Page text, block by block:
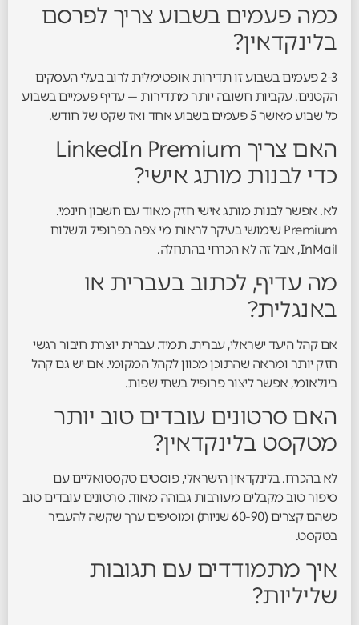
כמה פעמים בשבוע צריך לפרסם
בלינקדאין?
2-3 פעמים בשבוע זו תדירות אופטימלית לרוב בעלי העסקים
הקטנים. עקביות חשובה יותר מתדירות — עדיף פעמיים בשבוע
כל שבוע מאשר 5 פעמים בשבוע אחד ואז שקט של חודש.
האם צריך LinkedIn Premium
כדי לבנות מותג אישי?
לא. אפשר לבנות מותג אישי חזק מאוד עם חשבון חינמי.
Premium שימושי בעיקר לראות מי צפה בפרופיל ולשלוח
InMail, אבל זה לא הכרחי בהתחלה.
מה עדיף, לכתוב בעברית או
באנגלית?
אם קהל היעד ישראלי, עברית. תמיד. עברית יוצרת חיבור רגשי
חזק יותר ומראה שהתוכן מכוון לקהל המקומי. אם יש גם קהל
בינלאומי, אפשר ליצור פרופיל בשתי שפות.
האם סרטונים עובדים טוב יותר
מטקסט בלינקדאין?
לא בהכרח. בלינקדאין הישראלי, פוסטים טקסטואליים עם
סיפור טוב מקבלים מעורבות גבוהה מאוד. סרטונים עובדים טוב
כשהם קצרים (60-90 שניות) ומוסיפים ערך שקשה להעביר
בטקסט.
איך מתמודדים עם תגובות
שליליות?